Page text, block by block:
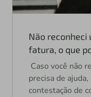
Não reconheci
fatura, o que
Caso você não
precisa de
contestação de